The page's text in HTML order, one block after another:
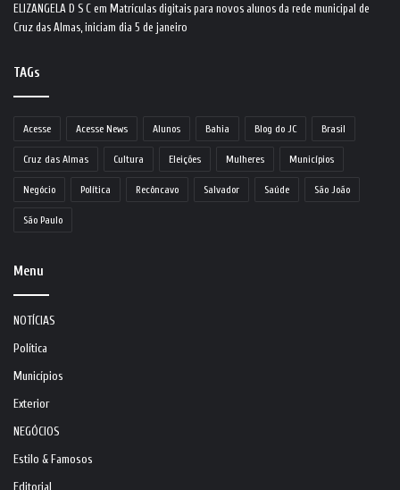
ELIZANGELA D S C em Matrículas digitais para novos alunos da rede municipal de
Cruz das Almas, iniciam dia 5 de janeiro
TAGs
Acesse Acesse News Alunos Bahia Blog do JC Brasil
Cruz das Almas Cultura Eleições Mulheres Municípios
Negócio Política Recôncavo Salvador Saúde São João
São Paulo
Menu
NOTÍCIAS
Política
Municípios
Exterior
NEGÓCIOS
Estilo & Famosos